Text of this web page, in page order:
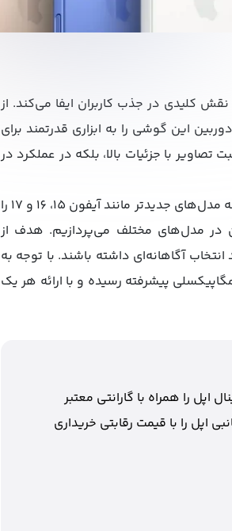
کلیدی در جذب کاربران ایفا می‌کند. از
این گوشی را به ابزاری قدرتمند برای
با جزئیات بالا، بلکه در عملکرد در
در این مقاله با تمرکز ویژه بر لنز دوربین آیفون 13 و کیفیت دوربین آیفون 13 و در حالی که مدل‌های جدیدتر مانند آیفون 15، 16 و 17 را
در مدل‌های مختلف می‌پردازیم. هدف از
آگاهانه‌ای داشته باشند. با توجه به
اخیر، دوربین آیفون از سنسورهای 12 مگاپیکسلی اولیه به سیستم‌های 48 مگاپیکسلی پیشرفته رسیده و با ارائه هر یک
را همراه با گارانتی معتبر
اپل را با قیمت رقابتی خریداری